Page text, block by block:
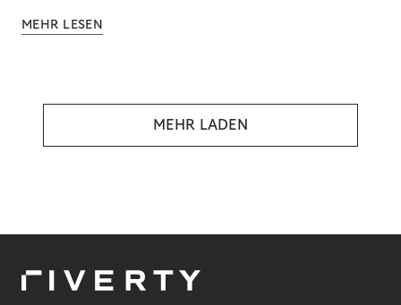
MEHR LESEN
MEHR LADEN